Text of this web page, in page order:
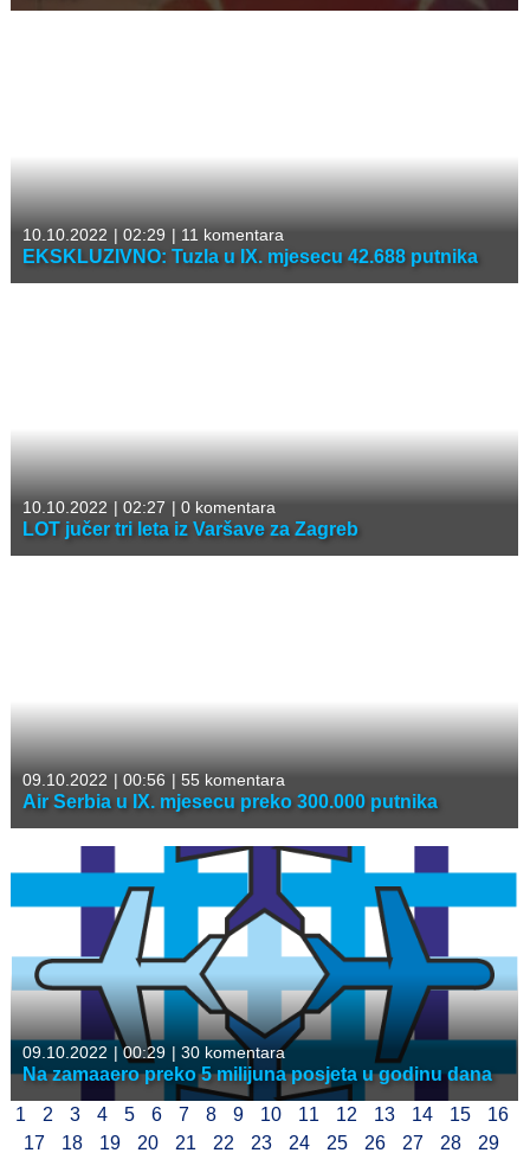
10.10.2022 | 02:29 | 11 komentara
EKSKLUZIVNO: Tuzla u IX. mjesecu 42.688 putnika
10.10.2022 | 02:27 | 0 komentara
LOT jučer tri leta iz Varšave za Zagreb
09.10.2022 | 00:56 | 55 komentara
Air Serbia u IX. mjesecu preko 300.000 putnika
09.10.2022 | 00:29 | 30 komentara
Na zamaaero preko 5 milijuna posjeta u godinu dana
1
2 3 4 5 6 7 8 9 10 11 12 13 14 15
16
17
18 19 20 21 22 23 24 25 26 27 28 29